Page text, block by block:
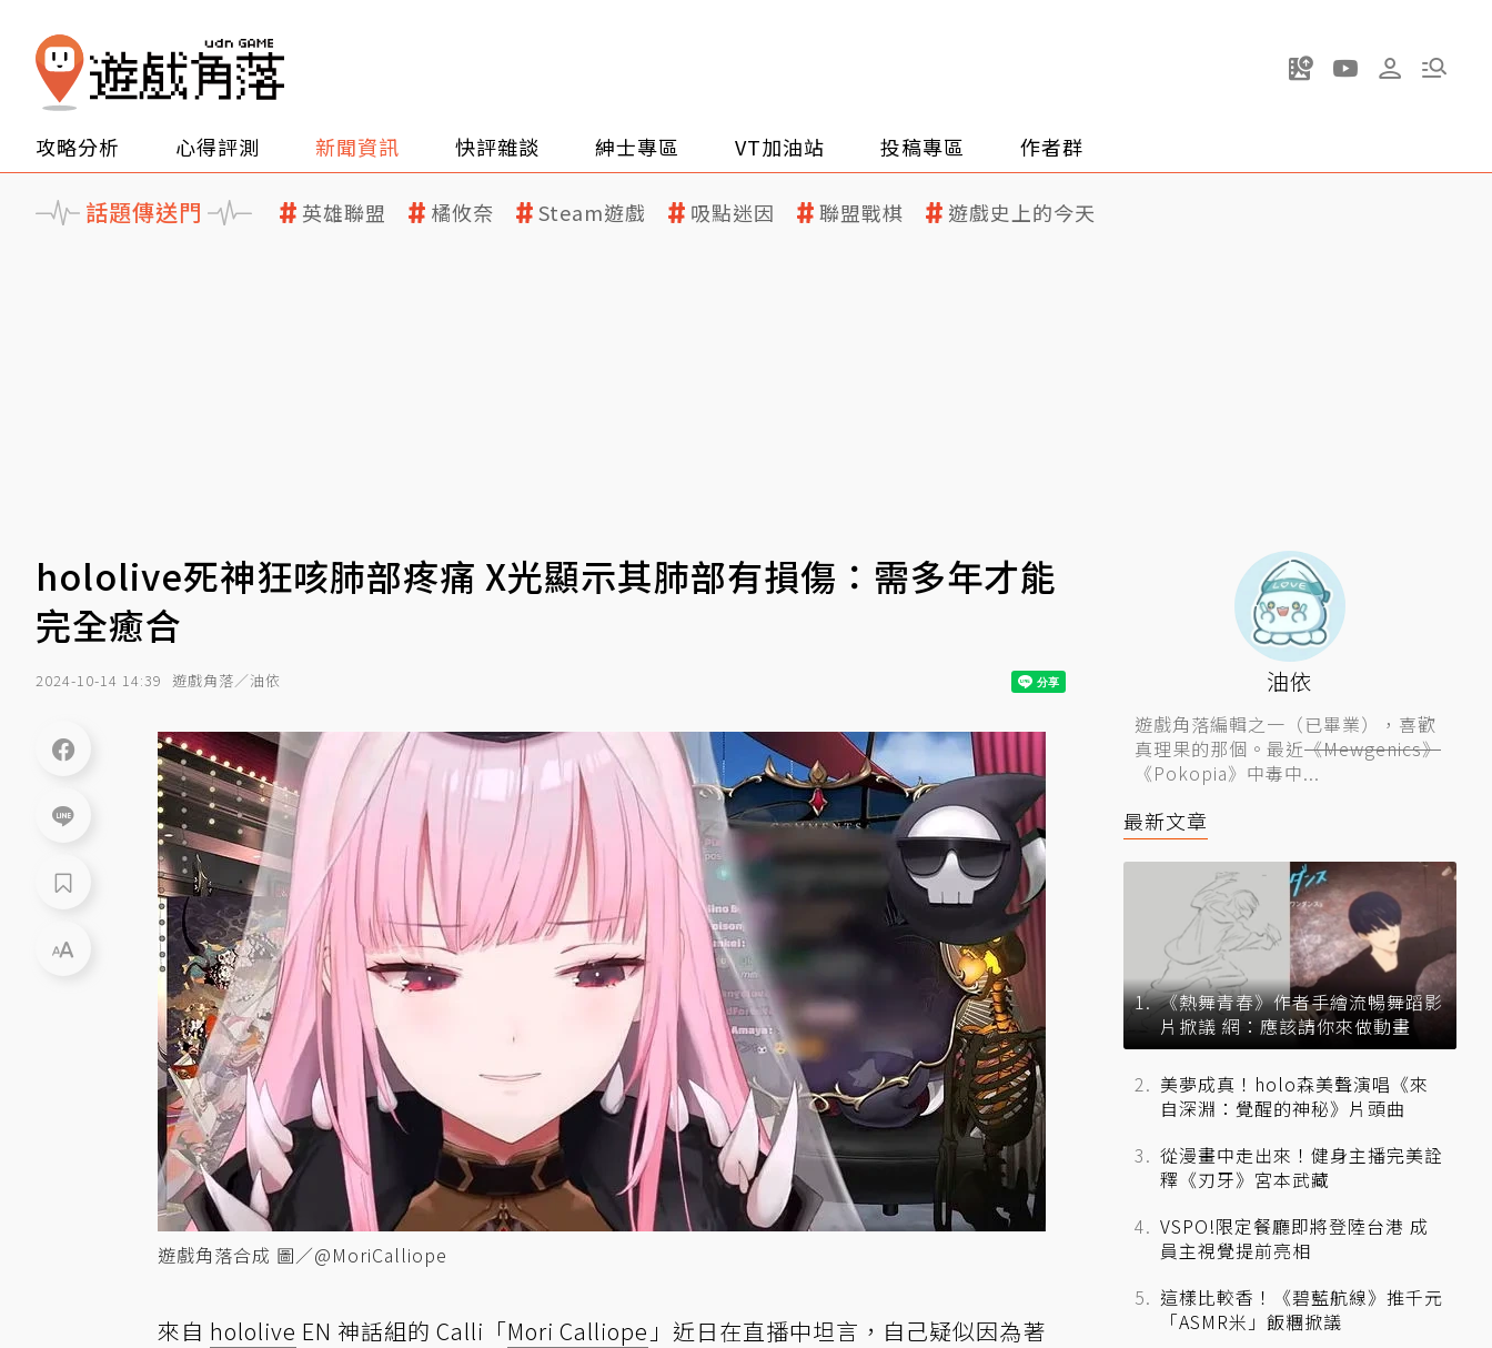
攻略分析 心得評測 新聞資訊 快評雜談 紳士專區 VT加油站 投稿專區 作者群
話題傳送門 英雄聯盟 橘攸奈 Steam遊戲 吸點迷因 聯盟戰棋 遊戲史上的今天
hololive死神狂咳肺部疼痛 X光顯示其肺部有損傷：需多年才能
完全癒合
2024-10-14 14:39 遊戲角落／油依
遊戲角落合成 圖／@MoriCalliope
來自 hololive EN 神話組的 Calli「Mori Calliope 」近日在直播中坦言，自己疑似因為著
油依
遊戲角落編輯之一（已畢業），喜歡
真理果的那個。最近《Mewgenics》
《Pokopia》中毒中...
最新文章
《熱舞青春》作者手繪流暢舞蹈影
片掀議 網：應該請你來做動畫
美夢成真！holo森美聲演唱《來
自深淵：覺醒的神秘》片頭曲
從漫畫中走出來！健身主播完美詮
釋《刃牙》宮本武藏
VSPO!限定餐廳即將登陸台港 成
員主視覺提前亮相
這樣比較香！《碧藍航線》推千元
「ASMR米」飯糰掀議